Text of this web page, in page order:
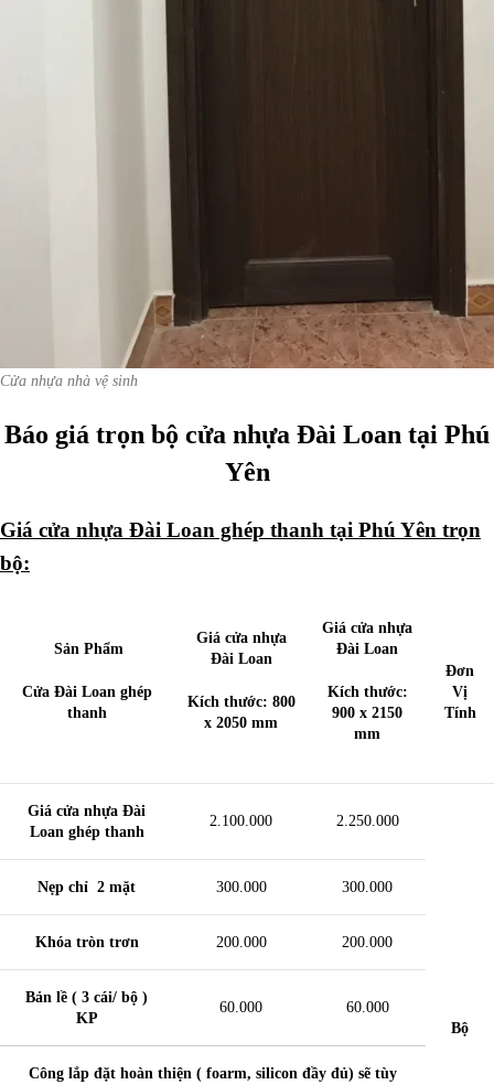
Cửa nhựa nhà vệ sinh
Báo giá trọn bộ cửa nhựa Đài Loan tại Phú
Yên
Giá cửa nhựa Đài Loan ghép thanh tại Phú Yên trọn
bộ:
Sản Phẩm
Cửa Đài Loan ghép
thanh
Giá cửa nhựa
Đài Loan
Kích thước: 800
x 2050 mm
Giá cửa nhựa
Đài Loan
Kích thước:
900 x 2150
mm
Đơn
Vị
Tính
Giá cửa nhựa Đài
Loan ghép thanh
2.100.000 2.250.000
Bộ
Nẹp chỉ 2 mặt 300.000 300.000
Khóa tròn trơn 200.000 200.000
Bản lề ( 3 cái/ bộ )
KP
60.000 60.000
Công lắp đặt hoàn thiện ( foarm, silicon đầy đủ) sẽ tùy